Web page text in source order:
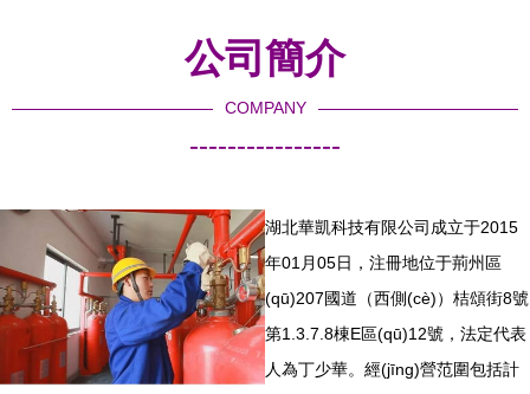
公司簡介
COMPANY
----------------
湖北華凱科技有限公司成立于2015
年01月05日，注冊地位于荊州區
(qū)207國道（西側(cè)）桔頌街8號
第1.3.7.8棟E區(qū)12號，法定代表
人為丁少華。經(jīng)營范圍包括計